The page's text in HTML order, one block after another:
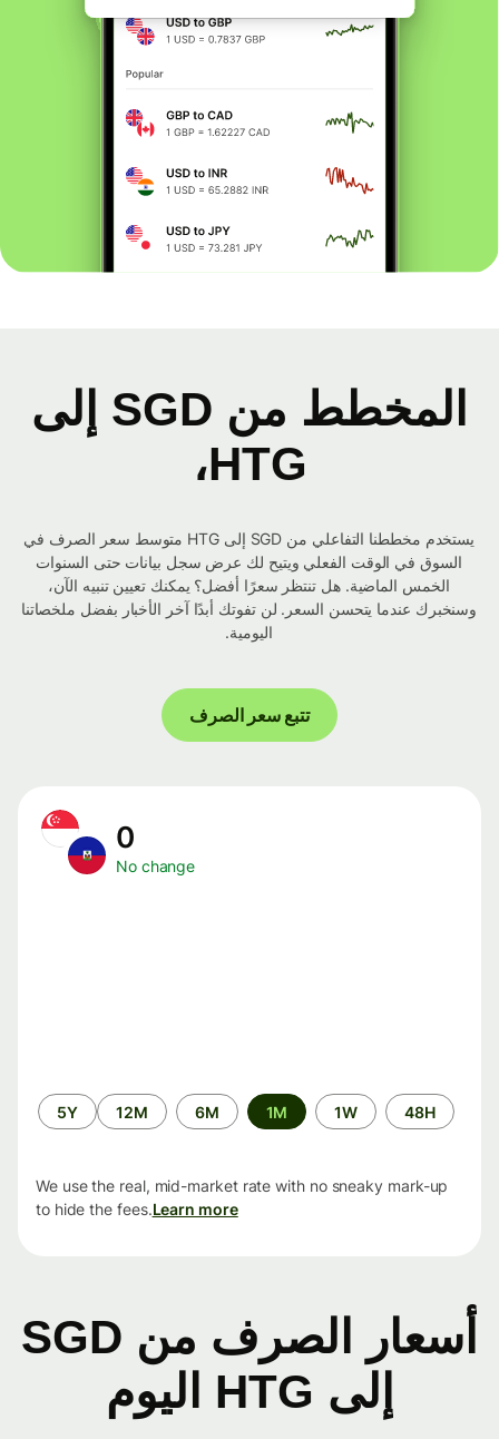
المخطط من SGD إلى
HTG،
يستخدم مخططنا التفاعلي من SGD إلى HTG متوسط ​​سعر الصرف في
السوق في الوقت الفعلي ويتيح لك عرض سجل بيانات حتى السنوات
الخمس الماضية. هل تنتظر سعرًا أفضل؟ يمكنك تعيين تنبيه الآن،
وسنخبرك عندما يتحسن السعر. لن تفوتك أبدًا آخر الأخبار بفضل ملخصاتنا
اليومية.
تتبع سعر الصرف
No change
الفترة
الزمنية
48H
1W
1M
6M
12M
5Y
We use the real, mid-market rate with no sneaky mark-up
to hide the fees.Learn more
أسعار الصرف من SGD
إلى HTG اليوم